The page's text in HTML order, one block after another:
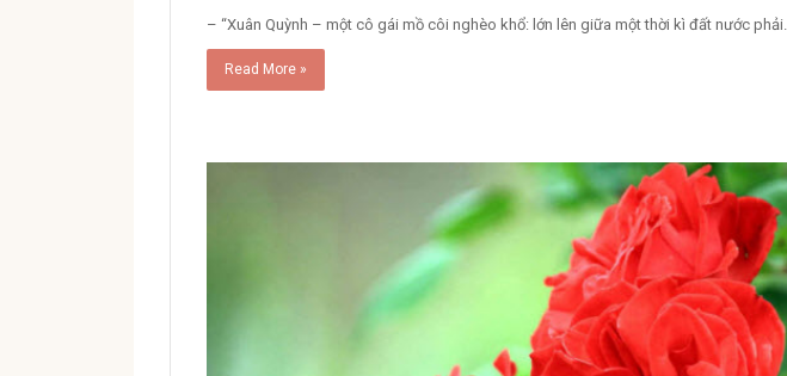
– “Xuân Quỳnh – một cô gái mồ côi nghèo khổ: lớn lên giữa một thời kì đất nước phải…
Read More »